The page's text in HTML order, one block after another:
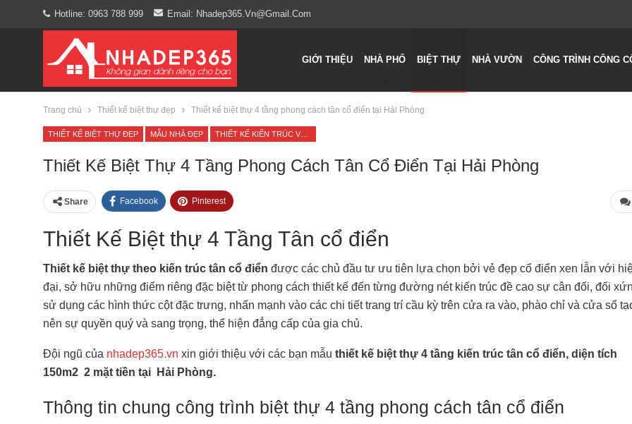
Hotline: 0963 788 999 Email: Nhadep365.vn@gmail.com
GIỚI THIỆU NHÀ PHỐ BIỆT THỰ NHÀ VƯỜN CÔNG TRÌNH CÔNG
Trang chủ Thiết kế biệt thự đẹp Thiết kế biệt thự 4 tầng phong cách tân cổ điển tại Hải Phòng
THIẾT KẾ BIỆT THỰ ĐẸP MẪU NHÀ ĐẸP THIẾT KẾ KIẾN TRÚC VÀ NỘI THẤT
Thiết Kế Biệt Thự 4 Tầng Phong Cách Tân Cổ Điển Tại Hải Phòng
Share Facebook Pinterest
Thiết Kế Biệt thự 4 Tầng Tân cổ điển
Thiết kế biệt thự theo kiến trúc tân cổ điển được các chủ đầu tư ưu tiên lựa chọn bởi vẻ đẹp cổ điển xen lẫn với
đại, sở hữu những điểm riêng đặc biệt từ phong cách thiết kế đến từng đường nét kiến trúc đề cao sự cân đối, đối
sử dụng các hình thức cột đặc trưng, nhấn mạnh vào các chi tiết trang trí cầu kỳ trên cửa ra vào, phào chỉ và cửa sổ
nên sự quyền quý và sang trọng, thể hiện đẳng cấp của gia chủ.
Đội ngũ của nhadep365.vn xin giới thiệu với các bạn mẫu thiết kế biệt thự 4 tầng kiến trúc tân cổ điển, diện tích
150m2 2 mặt tiền tại Hải Phòng.
Thông tin chung công trình biệt thự 4 tầng phong cách tân cổ điển